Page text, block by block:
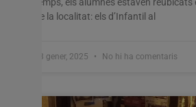
de la localitat: els d’Infantil al
13 gener, 2025 No hi ha comentaris